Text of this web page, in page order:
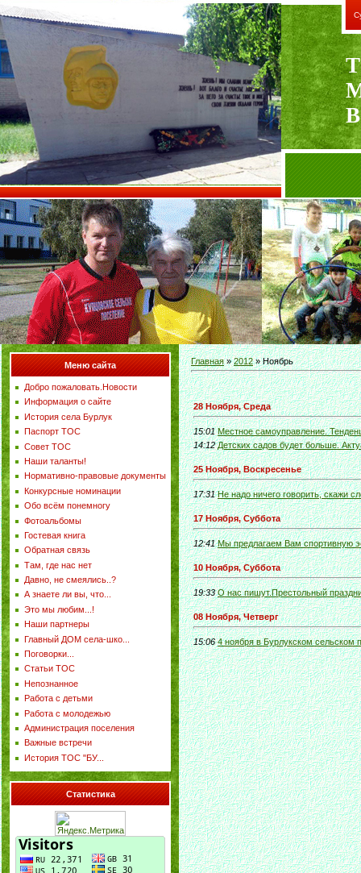
Меню сайта
Добро пожаловать.Новости
Информация о сайте
История села Бурлук
Паспорт ТОС
Совет ТОС
Наши таланты!
Нормативно-правовые документы
Конкурсные номинации
Обо всём понемногу
Фотоальбомы
Гостевая книга
Обратная связь
Там, где нас нет
Давно, не смеялись..?
А знаете ли вы, что...
Это мы любим...!
Наши партнеры
Главный ДОМ села-шко...
Поговорки...
Статьи ТОС
Непознанное
Работа с детьми
Работа с молодежью
Администрация поселения
Важные встречи
История ТОС "БУ...
Статистика
Главная»2012 » Ноябрь
28 Ноября, Среда
15:01 Местное самоуправление.
14:12 Детских садов будет больше.
25 Ноября, Воскресенье
17:31 Не надо ничего говорить, скажи
17 Ноября, Суббота
12:41 Мы предлагаем Вам спортивную
10 Ноября, Суббота
19:33 О нас пишут.Престольный
08 Ноября, Четверг
15:06 4 ноября в Бурлукском сельском